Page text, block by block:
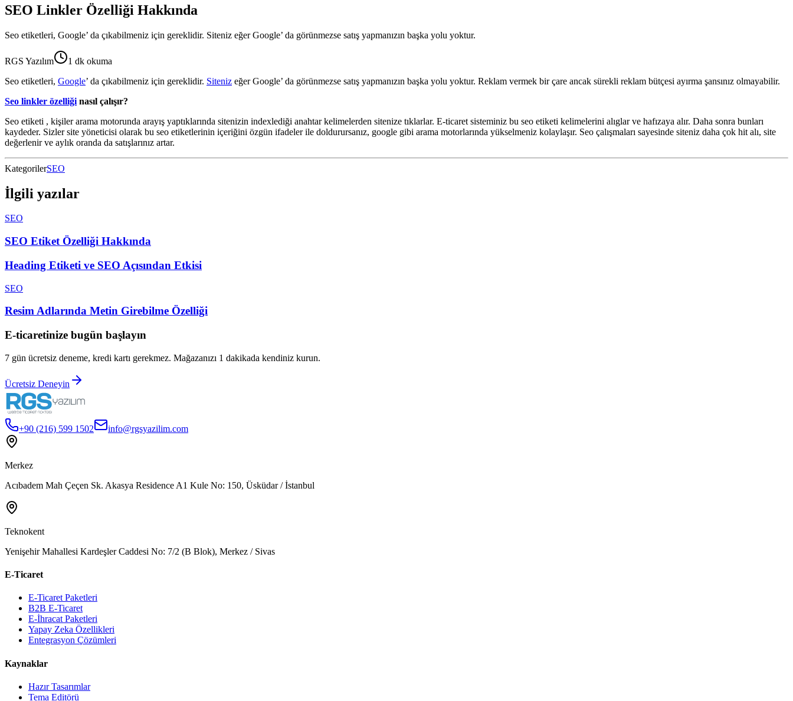
SEO Linkler Özelliği Hakkında
Seo etiketleri, Google’ da çıkabilmeniz için gereklidir. Siteniz eğer Google’ da görünmezse satış yapmanızın başka yolu yoktur.
RGS Yazılım 1 dk okuma
Seo etiketleri, Google’ da çıkabilmeniz için gereklidir. Siteniz eğer Google’ da görünmezse satış yapmanızın başka yolu yoktur. Reklam vermek bir çare ancak sürekli reklam bütçesi ayırma şansınız olmayabilir.
Seo linkler özelliği nasıl çalışır?
Seo etiketi , kişiler arama motorunda arayış yaptıklarında sitenizin indexlediği anahtar kelimelerden sitenize tıklarlar. E-ticaret sisteminiz bu seo etiketi kelimelerini alıglar ve hafızaya alır. Daha sonra bunları
kaydeder. Sizler site yöneticisi olarak bu seo etiketlerinin içeriğini özgün ifadeler ile doldurursanız, google gibi arama motorlarında yükselmeniz kolaylaşır. Seo çalışmaları sayesinde siteniz daha çok hit alı, site
değerlenir ve aylık oranda da satışlarınız artar.
KategorilerSEO
İlgili yazılar
SEO
SEO Etiket Özelliği Hakkında
Heading Etiketi ve SEO Açısından Etkisi
SEO
Resim Adlarında Metin Girebilme Özelliği
E-ticaretinize bugün başlayın
7 gün ücretsiz deneme, kredi kartı gerekmez. Mağazanızı 1 dakikada kendiniz kurun.
Ücretsiz Deneyin
+90 (216) 599 1502 info@rgsyazilim.com
Merkez
Acıbadem Mah Çeçen Sk. Akasya Residence A1 Kule No: 150, Üsküdar / İstanbul
Teknokent
Yenişehir Mahallesi Kardeşler Caddesi No: 7/2 (B Blok), Merkez / Sivas
E-Ticaret
E-Ticaret Paketleri
B2B E-Ticaret
E-İhracat Paketleri
Yapay Zeka Özellikleri
Entegrasyon Çözümleri
Kaynaklar
Hazır Tasarımlar
Tema Editörü